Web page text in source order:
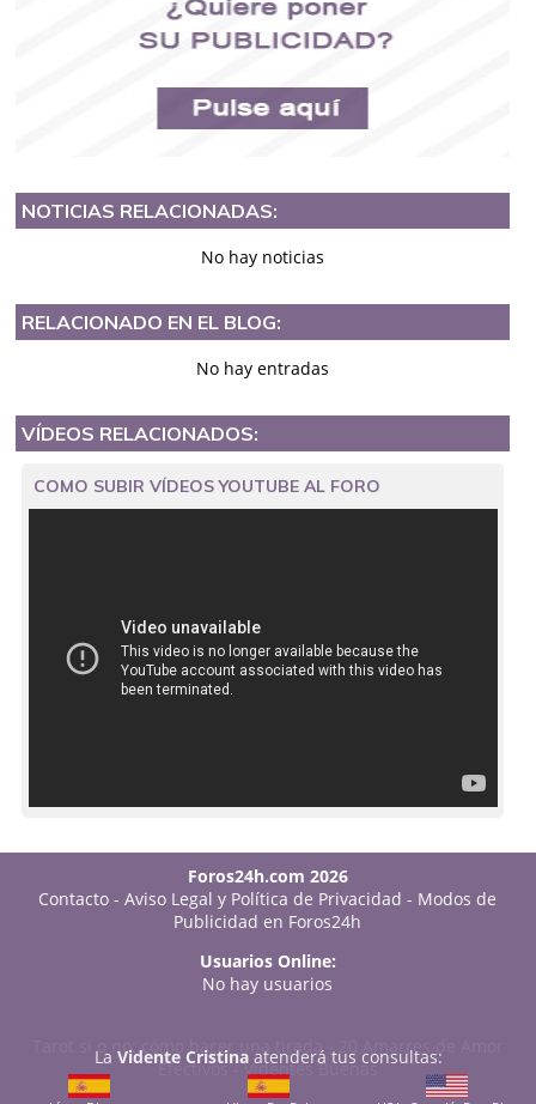
NOTICIAS RELACIONADAS:
No hay noticias
RELACIONADO EN EL BLOG:
No hay entradas
VÍDEOS RELACIONADOS:
COMO SUBIR VÍDEOS YOUTUBE AL FORO
Foros24h.com 2026
Contacto -Aviso Legal y Política de Privacidad - Modos de
Publicidad en Foros24h
Usuarios Online:
No hay usuarios
Tarot sí o no: cómo hacer una tirada-
20 Amarres de Amor
Efectivos-Videntes Buenas
La Vidente Cristinaatenderá tus consultas: